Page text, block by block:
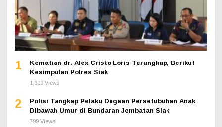
1
Kematian dr. Alex Cristo Loris Terungkap, Berikut
Kesimpulan Polres Siak
1,309 Views
2
Polisi Tangkap Pelaku Dugaan Persetubuhan Anak
Dibawah Umur di Bundaran Jembatan Siak
799 Views